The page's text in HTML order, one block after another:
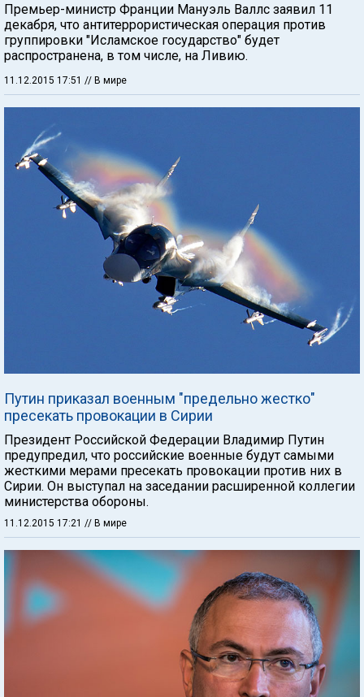
Премьер-министр Франции Мануэль Валлс заявил 11
декабря, что антитеррористическая операция против
группировки "Исламское государство" будет
распространена, в том числе, на Ливию.
11.12.2015 17:51 // В мире
Путин приказал военным "предельно жестко"
пресекать провокации в Сирии
Президент Российской Федерации Владимир Путин
предупредил, что российские военные будут самыми
жесткими мерами пресекать провокации против них в
Сирии. Он выступал на заседании расширенной коллегии
министерства обороны.
11.12.2015 17:21 // В мире